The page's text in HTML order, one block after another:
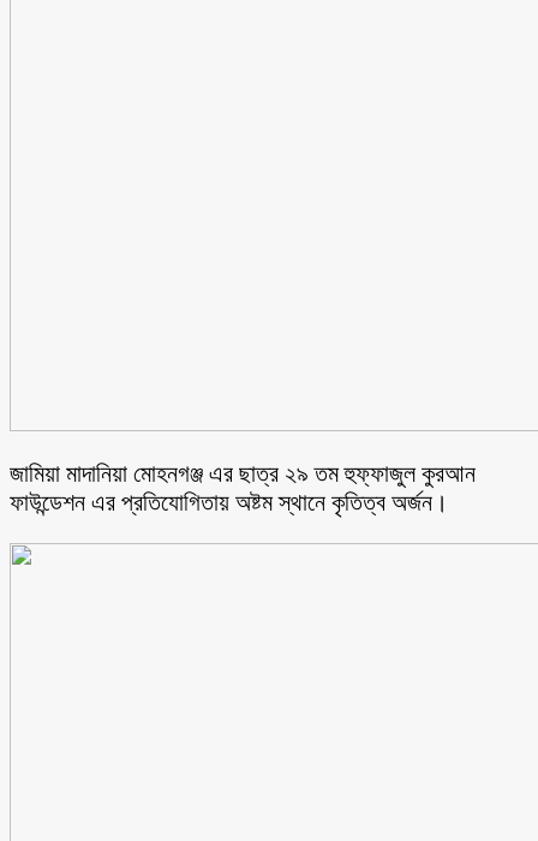
জামিয়া মাদানিয়া মোহনগঞ্জ এর ছাত্র ২৯ তম হুফ্ফাজুল কুরআন
ফাউন্ডেশন এর প্রতিযোগিতায় অষ্টম স্থানে কৃতিত্ব অর্জন।